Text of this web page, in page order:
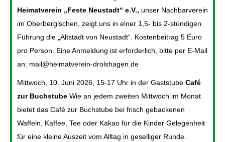
Heimatverein „Feste Neustadt“ e.V., unser Nachbarverein
im Oberbergischen, zeigt uns in einer 1,5- bis 2-stündigen
Führung die „Altstadt von Neustadt“. Kostenbeitrag 5 Euro
pro Person. Eine Anmeldung ist erforderlich, bitte per E-Mail
an: mail@heimatverein-drolshagen.de
Mittwoch, 10. Juni 2026, 15-17 Uhr in der Gaststube Café
zur Buchstube Wie an jedem zweiten Mittwoch im Monat
bietet das Café zur Buchstube bei frisch gebackenen
Waffeln, Kaffee, Tee oder Kakao für die Kinder Gelegenheit
für eine kleine Auszeit vom Alltag in geselliger Runde.